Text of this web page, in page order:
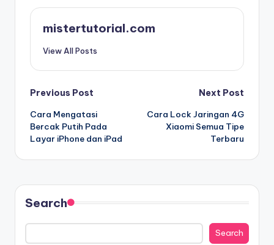
mistertutorial.com
View All Posts
Post
navigation
Previous Post
Cara Mengatasi
Bercak Putih Pada
Layar iPhone dan iPad
Next Post
Cara Lock Jaringan 4G
Xiaomi Semua Tipe
Terbaru
Search
Search